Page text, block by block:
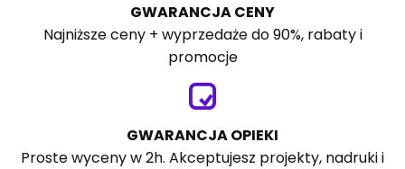
GWARANCJA CENY
Najniższe ceny + wyprzedaże do 90%, rabaty i
promocje
GWARANCJA OPIEKI
Proste wyceny w 2h. Akceptujesz projekty, nadruki i